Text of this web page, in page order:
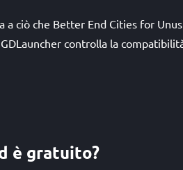
ciò che Better End Cities for
controlla la
è gratuito?